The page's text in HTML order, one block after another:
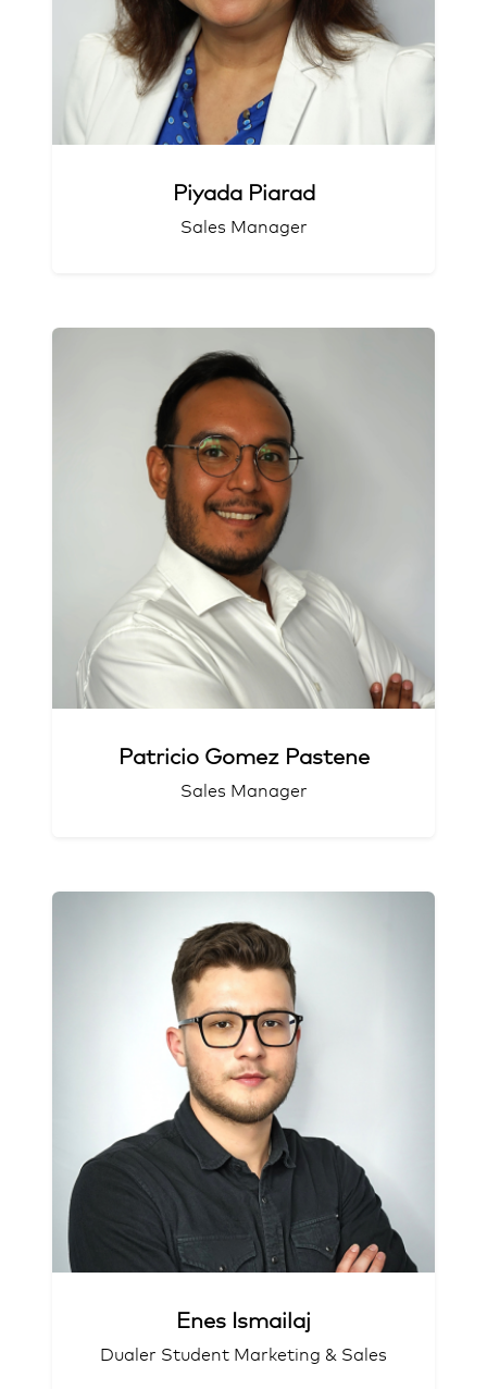
Piyada Piarad
Sales Manager
Digital Marketing & Branding
e-Commerce
Event Management
Patricio Gomez Pastene
Sales Manager
Studiert Aviation Management
Leidenschaft für die Flugbranche
Liebt Volleyball
Enes Ismailaj
Dualer Student Marketing & Sales